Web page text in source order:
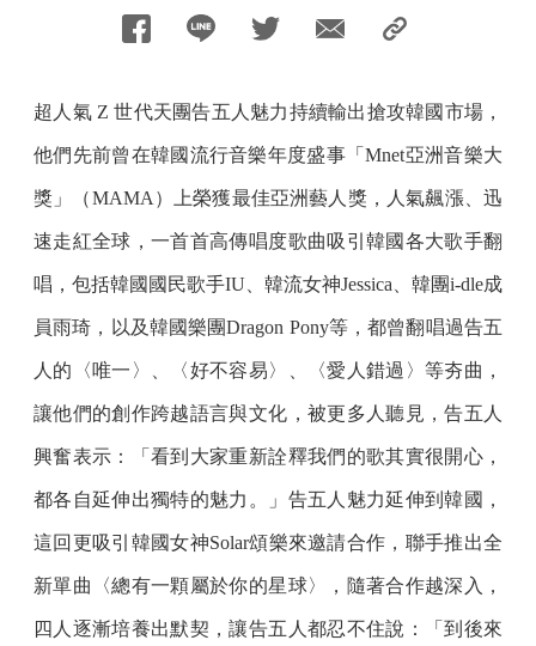
超人氣 Z 世代天團告五人魅力持續輸出搶攻韓國市場，
他們先前曾在韓國流行音樂年度盛事「Mnet亞洲音樂大
獎」（MAMA）上榮獲最佳亞洲藝人獎，人氣飆漲、迅
速走紅全球，一首首高傳唱度歌曲吸引韓國各大歌手翻
唱，包括韓國國民歌手IU、韓流女神Jessica、韓團i-dle成
員雨琦，以及韓國樂團Dragon Pony等，都曾翻唱過告五
人的〈唯一〉、〈好不容易〉、〈愛人錯過〉等夯曲，
讓他們的創作跨越語言與文化，被更多人聽見，告五人
興奮表示：「看到大家重新詮釋我們的歌其實很開心，
都各自延伸出獨特的魅力。」告五人魅力延伸到韓國，
這回更吸引韓國女神Solar頌樂來邀請合作，聯手推出全
新單曲〈總有一顆屬於你的星球〉，隨著合作越深入，
四人逐漸培養出默契，讓告五人都忍不住說：「到後來